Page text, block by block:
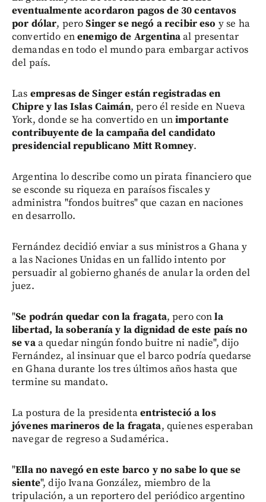
eventualmente acordaron pagos de 30 centavos
por dólar, peroSinger se negó a recibir eso y se ha
convertido enenemigo de Argentinaal presentar
demandas en todo el mundo para embargar activos
del país.
Las empresas de Singer están registradas en
Chipre y las Islas Caimán, pero él reside en Nueva
York, donde se ha convertido en unimportante
contribuyente de la campaña del candidato
presidencial republicano Mitt Romney.
Argentina lo describe como un pirata financiero que
se esconde su riqueza en paraísos fiscales y
administra "fondos buitres" que cazan en naciones
en desarrollo.
Fernández decidió enviar a sus ministros a Ghana y
a las Naciones Unidas en un fallido intento por
persuadir al gobierno ghanés de anular la orden del
juez.
"Se podrán quedar con la fragata, pero conla
libertad, la soberanía y la dignidad de este país no
se vaa quedar ningún fondo buitre ni nadie", dijo
Fernández, al insinuar que el barco podría quedarse
en Ghana durante los tres últimos años hasta que
termine su mandato.
La postura de la presidentaentristeció a los
jóvenes marineros de la fragata, quienes esperaban
navegar de regreso a Sudamérica.
"Ella no navegó en este barco y no sabe lo que se
siente", dijo Ivana González, miembro de la
tripulación, a un reportero del periódico argentino